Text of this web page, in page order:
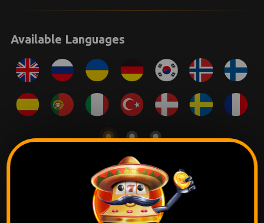
Available Languages
Pack promocional